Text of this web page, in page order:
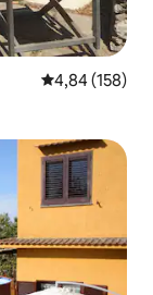
4,84 de uma
4,84 (158)